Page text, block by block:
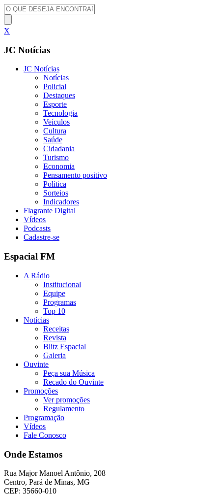
X
JC Notícias
JC Notícias
Notícias
Policial
Destaques
Esporte
Tecnologia
Veículos
Cultura
Saúde
Cidadania
Turismo
Economia
Pensamento positivo
Política
Sorteios
Indicadores
Flagrante Digital
Vídeos
Podcasts
Cadastre-se
Espacial FM
A Rádio
Institucional
Equipe
Programas
Top 10
Notícias
Receitas
Revista
Blitz Espacial
Galeria
Ouvinte
Peça sua Música
Recado do Ouvinte
Promoções
Ver promoções
Regulamento
Programação
Vídeos
Fale Conosco
Onde Estamos
Rua Major Manoel Antônio, 208
Centro, Pará de Minas, MG
CEP: 35660-010